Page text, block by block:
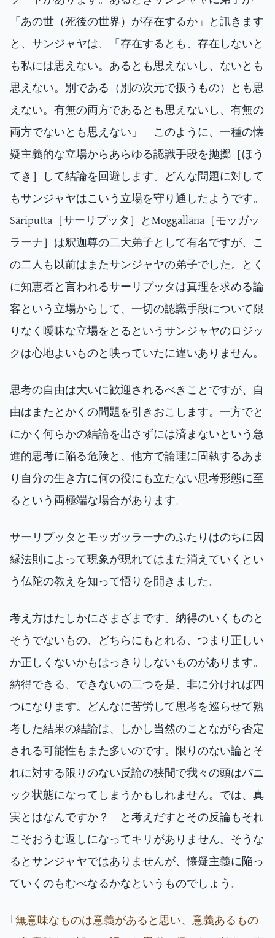
「あの世（死後の世界）が存在するか」と訊きます
と、サンジャヤは、「存在するとも、存在しないと
も私には思えない。あるとも思えないし、ないとも
思えない。別である（別の次元で扱うもの）とも思
えない。有無の両方であるとも思えないし、有無の
両方でないとも思えない」 このように、一種の懐
疑主義的な立場からあらゆる認識手段を抛擲［ほう
てき］して結論を回避します。どんな問題に対して
もサンジャヤはこいう立場を守り通したようです。
Sāriputta［サーリプッタ］とMoggallāna［モッガッ
ラーナ］は釈迦尊の二大弟子として有名ですが、こ
の二人も以前はまたサンジャヤの弟子でした。とく
に知恵者と言われるサーリプッタは真理を求める論
客という立場からして、一切の認識手段について限
りなく曖昧な立場をとるというサンジャヤのロジッ
クは心地よいものと映っていたに違いありません。
思考の自由は大いに歓迎されるべきことですが、自
由はまたとかくの問題を引きおこします。一方でと
にかく何らかの結論を出さずには済まないという急
進的思考に陥る危険と、他方で論理に固執するあま
り自分の生き方に何の役にも立たない思考形態に至
るという両極端な場合があります。
サーリプッタとモッガッラーナのふたりはのちに因
縁法則によって現象が現れてはまた消えていくとい
う仏陀の教えを知って悟りを開きました。
考え方はたしかにさまざまです。納得のいくものと
そうでないもの、どちらにもとれる、つまり正しい
か正しくないかもはっきりしないものがあります。
納得できる、できないの二つを是、非に分ければ四
つになります。どんなに苦労して思考を巡らせて熟
考した結果の結論は、しかし当然のことながら否定
される可能性もまた多いのです。限りのない論とそ
れに対する限りのない反論の狭間で我々の頭はパニ
ック状態になってしまうかもしれません。では、真
実とはなんですか？ と考えだすとその反論もそれ
こそおうむ返しになってキリがありません。そうな
るとサンジャヤではありませんが、懐疑主義に陥っ
ていくのもむべなるかなというものでしょう。
｢無意味なものは意義があると思い、意義あるもの